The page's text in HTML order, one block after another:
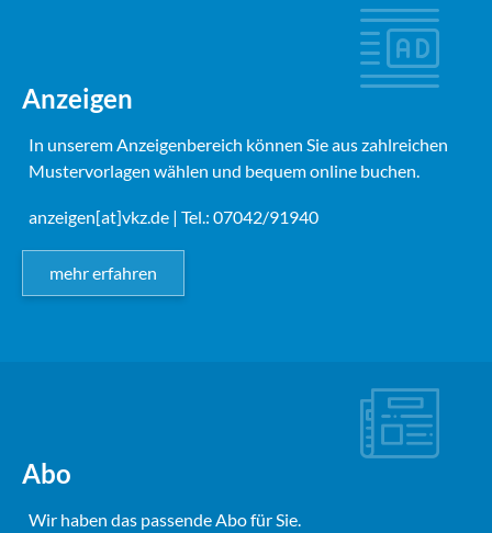
Anzeigen
In unserem Anzeigenbereich können Sie aus zahlreichen
Mustervorlagen wählen und bequem online buchen.
anzeigen[at]vkz.de | Tel.: 07042/91940
mehr erfahren
Abo
Wir haben das passende Abo für Sie.